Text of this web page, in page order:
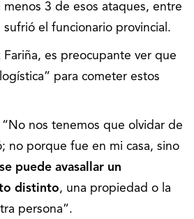
menos 3 de esos ataques, entre
sufrió el funcionario provincial.
Fariña, es preocupante ver que
para cometer estos
“No nos tenemos que olvidar de
no porque fue en mi casa, sino
puede avasallar un
distinto, una propiedad o la
persona”.